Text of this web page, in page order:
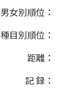
男女別順位：
種目別順位：
距離：
記 録：